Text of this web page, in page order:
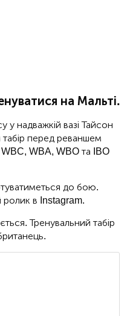
на Мальті.
у надважкій вазі Тайсон
перед реваншем
WBA, WBO та IBO
до бою.
ролик в Instagram.
Тренувальний табір